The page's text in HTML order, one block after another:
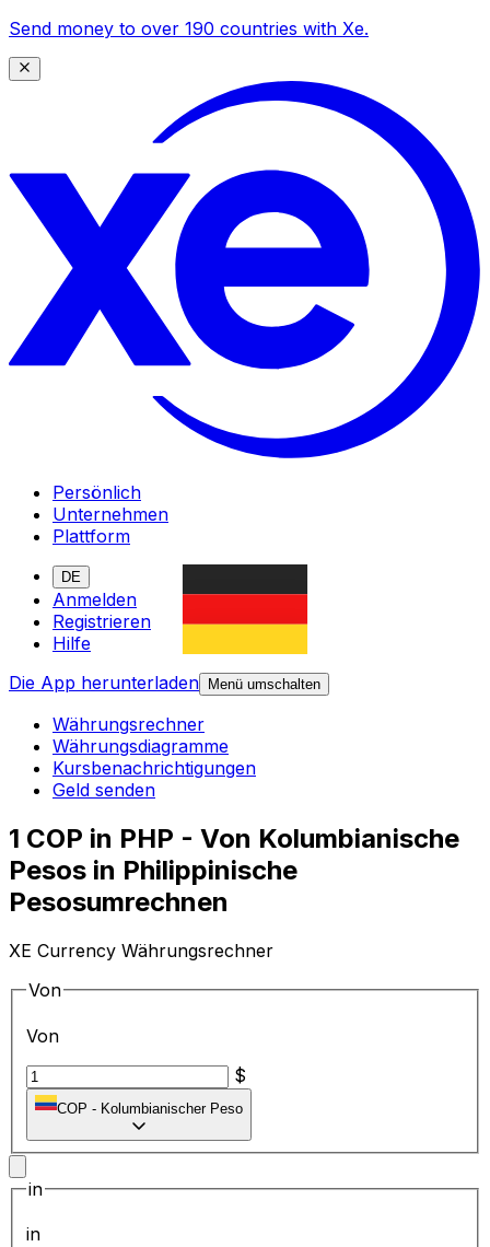
Send money to over 190 countries with Xe.
Persönlich
Unternehmen
Plattform
DE
Anmelden
Registrieren
Hilfe
Die App herunterladen
Menü umschalten
Währungsrechner
Währungsdiagramme
Kursbenachrichtigungen
Geld senden
1 COP in PHP - Von Kolumbianische
Pesos in Philippinische
Pesosumrechnen
XE Currency Währungsrechner
Von
Von
$
COP - Kolumbianischer Peso
in
in